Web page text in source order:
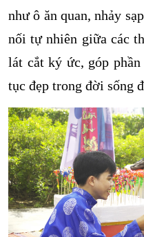
như ô ăn quan, nhảy
nối tự nhiên giữa các
lát cắt ký ức, góp
tục đẹp trong đời sống